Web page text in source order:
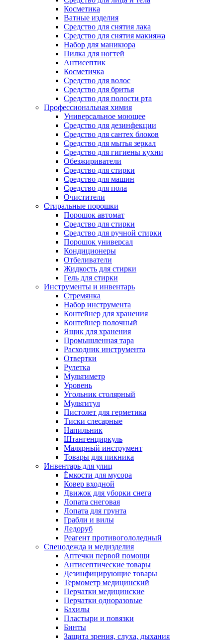
Косметика
Ватные изделия
Средство для снятия лака
Средство для снятия макияжа
Набор для маникюра
Пилка для ногтей
Антисептик
Косметичка
Средство для волос
Средство для бритья
Средство для полости рта
Профессиональная химия
Универсальное моющее
Средство для дезинфекции
Средство для сантех блоков
Средство для мытья зеркал
Средство для гигиены кухни
Обезжириватели
Средство для стирки
Средство для машин
Средство для пола
Очистители
Стиральные порошки
Порошок автомат
Средство для стирки
Средство для ручной стирки
Порошок универсал
Кондиционеры
Отбеливатели
Жидкость для стирки
Гель для стирки
Инструменты и инвентарь
Стремянка
Набор инструмента
Контейнер для хранения
Контейнер полочный
Ящик для хранения
Промышленная тара
Расходник инструмента
Отвертки
Рулетка
Мультиметр
Уровень
Угольник столярный
Мультитул
Пистолет для герметика
Тиски слесарные
Напильник
Штангенциркуль
Малярный инструмент
Товары для пикника
Инвентарь для улиц
Ёмкости для мусора
Ковер входной
Движок для уборки снега
Лопата снеговая
Лопата для грунта
Грабли и вилы
Ледоруб
Реагент противогололедный
Спецодежда и медизделия
Аптечки первой помощи
Антисептические товары
Дезинфицирующие товары
Термометр медицинский
Перчатки медицинские
Перчатки одноразовые
Бахилы
Пластыри и повязки
Бинты
Защита зрения, слуха, дыхания